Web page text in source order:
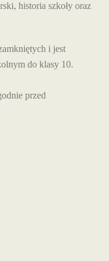
historia szkoły oraz
i jest
do klasy 10.
przed